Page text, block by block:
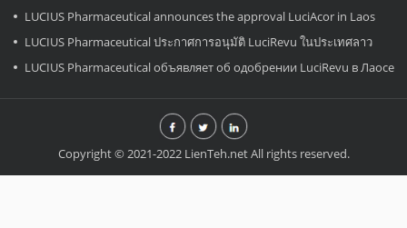
LUCIUS Pharmaceutical announces the approval LuciAcor in Laos
LUCIUS Pharmaceutical ประกาศการอนุมัติ LuciRevu ในประเทศลาว
LUCIUS Pharmaceutical объявляет об одобрении LuciRevu в Лаосе
Copyright © 2021-2022 LienTeh.net All rights reserved.